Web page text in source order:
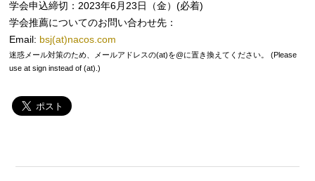
学会申込締切：2023年6月23日（金）(必着)
学会推薦についてのお問い合わせ先：
Email: bsj(at)nacos.com
迷惑メール対策のため、メールアドレスの(at)を@に置き換えてください。 (Please
use at sign instead of (at).)